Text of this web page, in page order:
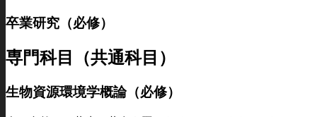
卒業研究（必修）
専門科目（共通科目）
生物資源環境学概論（必修）